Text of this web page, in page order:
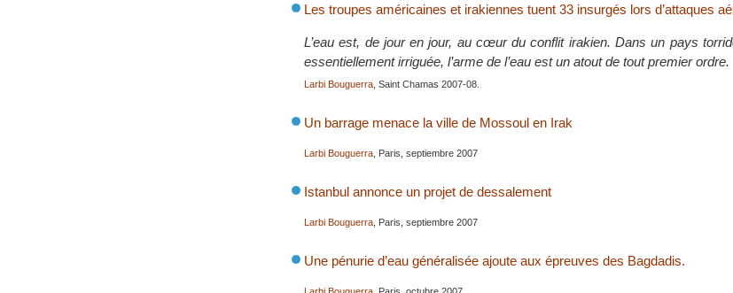
Les troupes américaines et irakiennes tuent 33 insurgés lors d’attaques
L’eau est, de jour en jour, au cœur du conflit irakien. Dans un pays
essentiellement irriguée, l’arme de l’eau est un atout de tout premier ordre.
Larbi Bouguerra , Saint Chamas 2007-08.
Un barrage menace la ville de Mossoul en Irak
Larbi Bouguerra , Paris, septiembre 2007
Istanbul annonce un projet de dessalement
Larbi Bouguerra , Paris, septiembre 2007
Une pénurie d’eau généralisée ajoute aux épreuves des Bagdadis.